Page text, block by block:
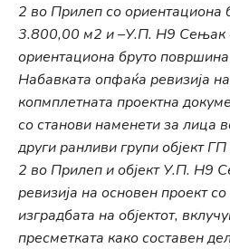
2 во Прилеп со ориентациона
3.800,00 м2 и –У.П. Н9 Сењак
ориентациона бруто
Набавката опфаќа ревизија
копмплетната проектна
со станови наменети за лица
други ранливи групи објект
2 во Прилеп и објект У.П. Н9
ревизија на основен проект
изградбата на објектот,
пресметката како составен